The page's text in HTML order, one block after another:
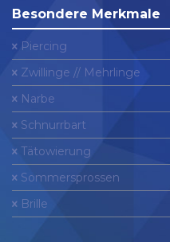
Besondere Merkmale
Piercing
Zwillinge // Mehrlinge
Narbe
Schnurrbart
Tätowierung
Sommersprossen
Brille